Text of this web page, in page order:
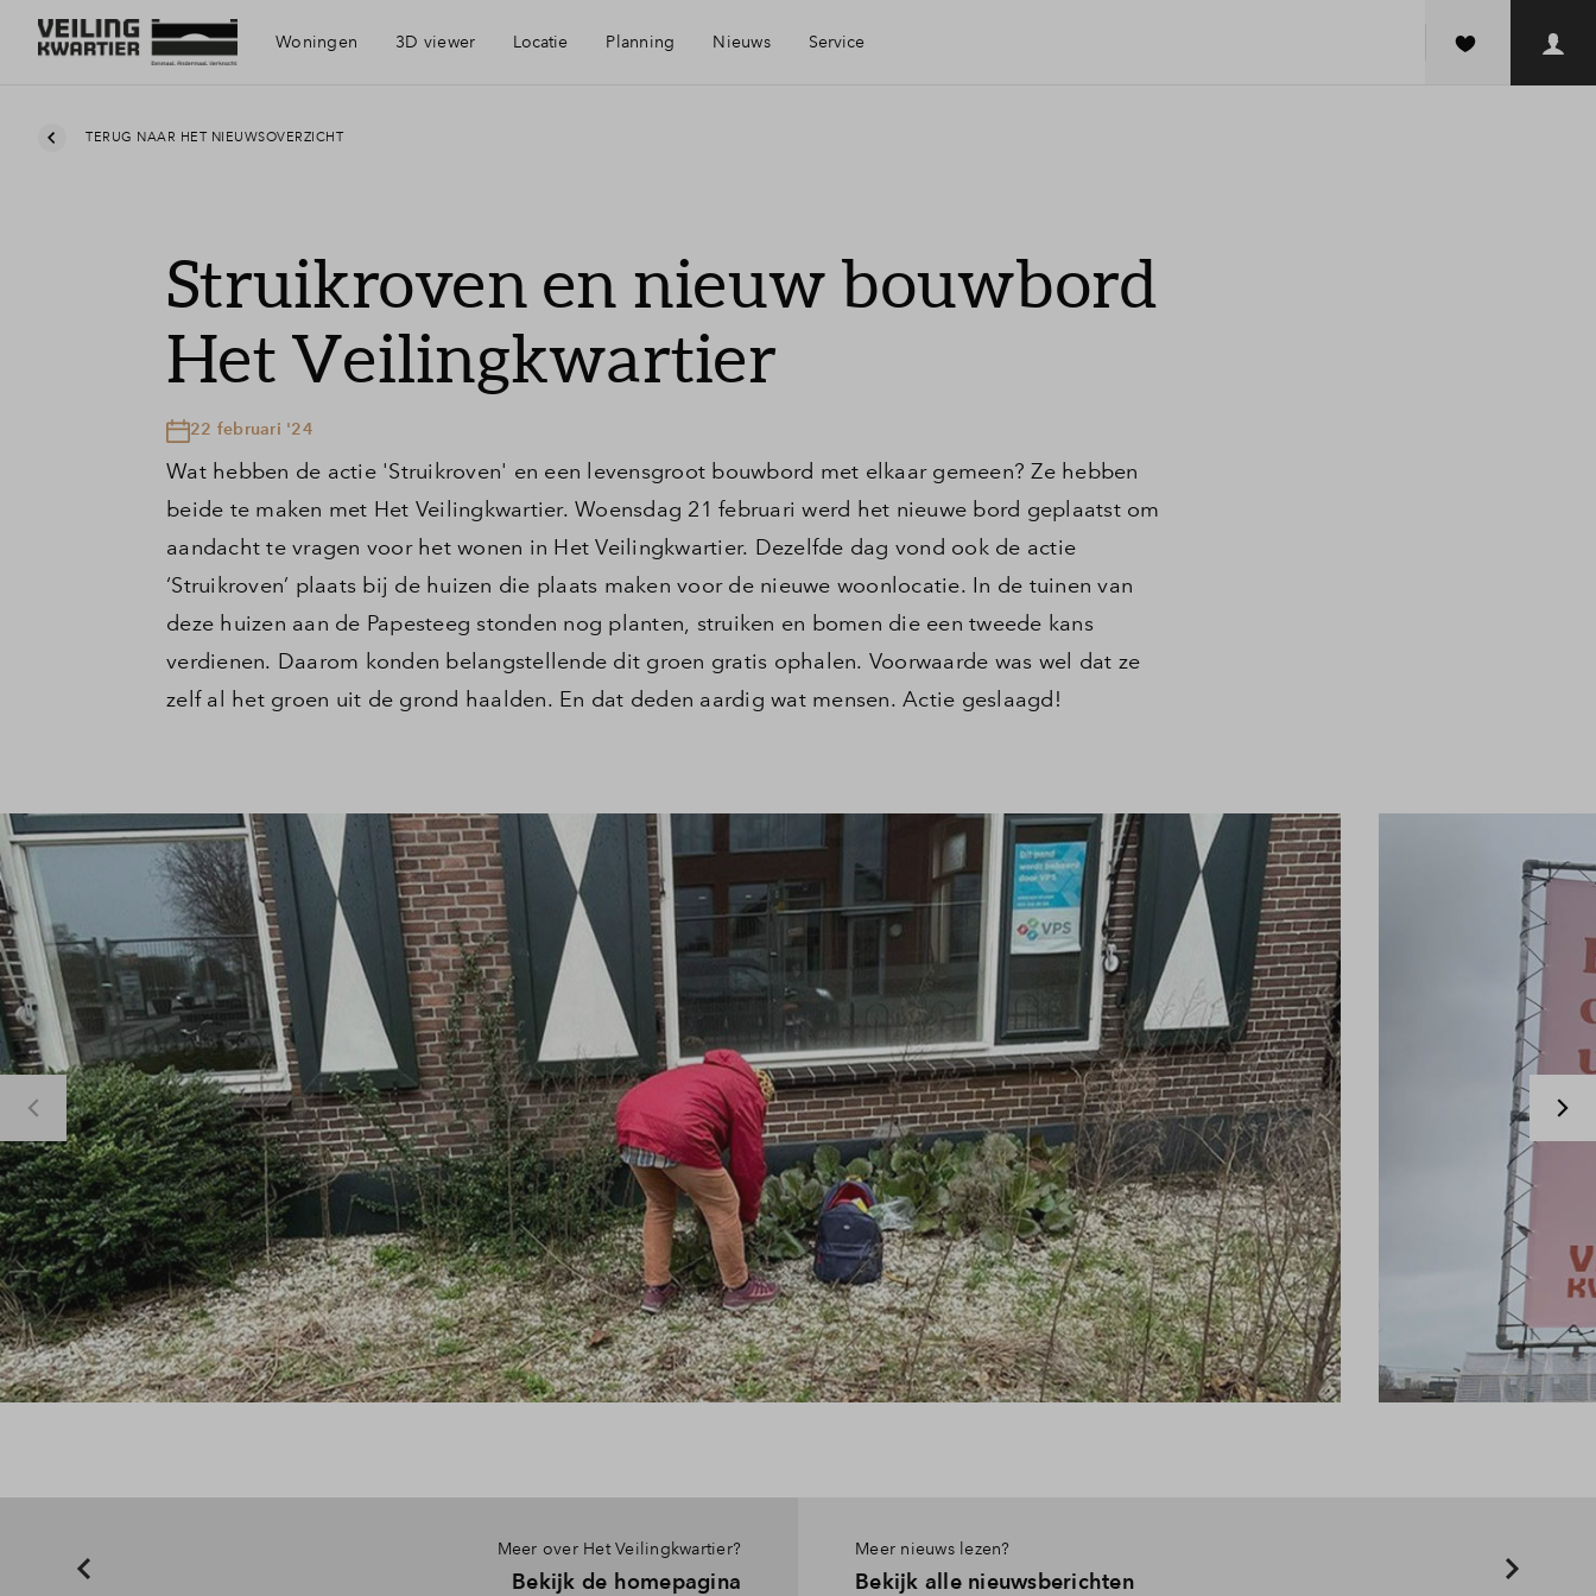
Woningen 3D viewer Locatie
Voorzieningen
Duurzaamheid
Geschiedenis
Tiel
Planning Nieuws Service
Financiering
Woning kopen
Veelgestelde vragen
Toewijzing
Contact
TERUG NAAR HET NIEUWSOVERZICHT
Struikroven en nieuw bouwbord
Het Veilingkwartier
22 februari '24
Wat hebben de actie 'Struikroven' en een levensgroot bouwbord met elkaar gemeen? Ze hebben
beide te maken met Het Veilingkwartier. Woensdag 21 februari werd het nieuwe bord geplaatst om
aandacht te vragen voor het wonen in Het Veilingkwartier. Dezelfde dag vond ook de actie
‘Struikroven’ plaats bij de huizen die plaats maken voor de nieuwe woonlocatie. In de tuinen van
deze huizen aan de Papesteeg stonden nog planten, struiken en bomen die een tweede kans
verdienen. Daarom konden belangstellende dit groen gratis ophalen. Voorwaarde was wel dat ze
zelf al het groen uit de grond haalden. En dat deden aardig wat mensen. Actie geslaagd!
Meer over Het Veilingkwartier?
Bekijk de homepagina
Meer nieuws lezen?
Bekijk alle nieuwsberichten